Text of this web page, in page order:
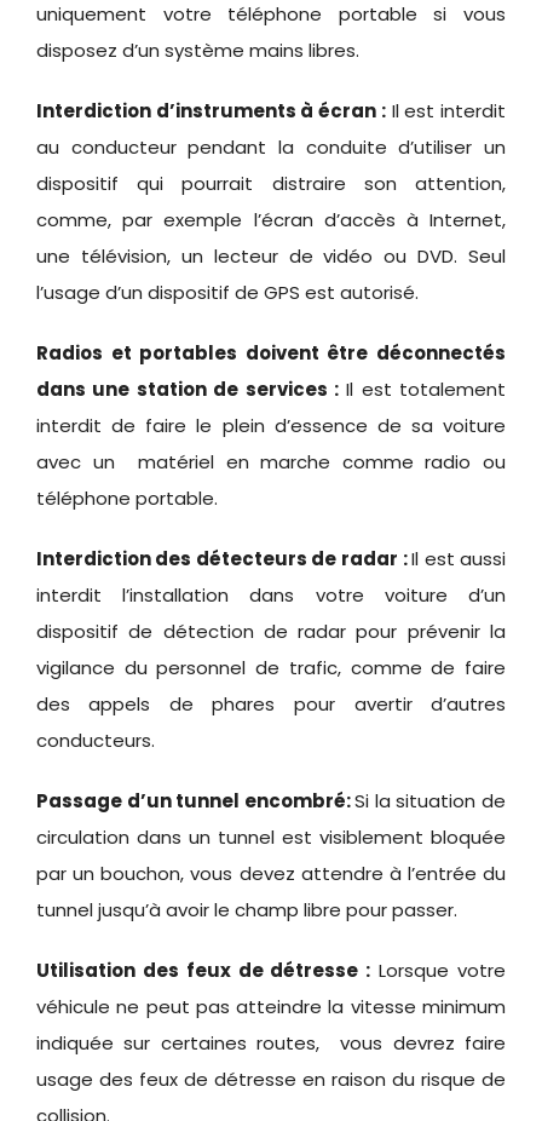
uniquement votre téléphone portable si vous
disposez d’un système mains libres.
Interdiction d’instruments à écran :Il est interdit
au conducteur pendant la conduite d’utiliser un
dispositif qui pourrait distraire son attention,
comme, par exemple l’écran d’accès à Internet,
une télévision, un lecteur de vidéo ou DVD. Seul
l’usage d’un dispositif de GPS est autorisé.
Radios et portables doivent être déconnectés
dans une station de services :Il est totalement
interdit de faire le plein d’essence de sa voiture
avec un matériel en marche comme radio ou
téléphone portable.
Interdiction des détecteurs de radar :Il est aussi
interdit l’installation dans votre voiture d’un
dispositif de détection de radar pour prévenir la
vigilance du personnel de trafic, comme de faire
des appels de phares pour avertir d’autres
conducteurs.
Passage d’un tunnel encombré:Si la situation de
circulation dans un tunnel est visiblement bloquée
par un bouchon, vous devez attendre à l’entrée du
tunnel jusqu’à avoir le champ libre pour passer.
Utilisation des feux de détresse : Lorsque votre
véhicule ne peut pas atteindre la vitesse minimum
indiquée sur certaines routes, vous devrez faire
usage des feux de détresse en raison du risque de
collision.